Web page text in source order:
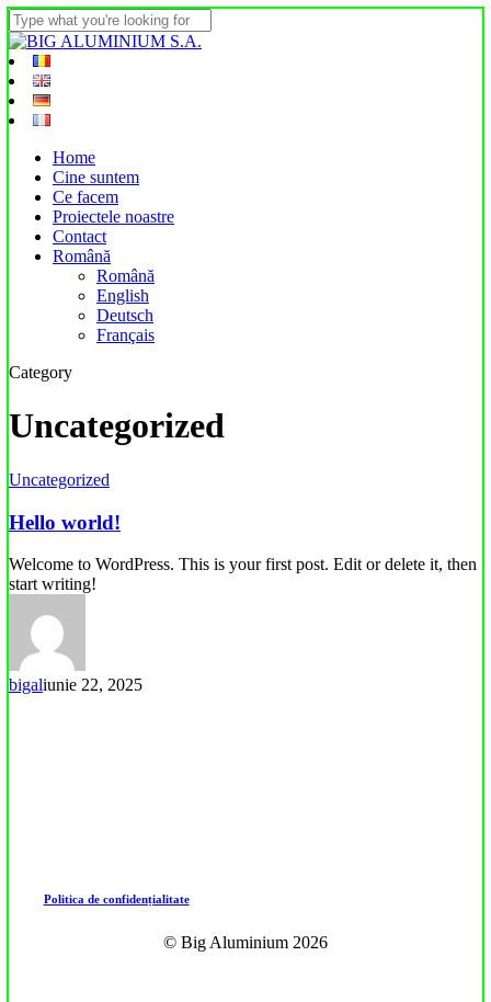
Skip
to
main
content
Close
Search
Home
Cine suntem
Ce facem
Proiectele noastre
Contact
Română
Română
English
Deutsch
Français
Category
Uncategorized
Hello
Uncategorized
Hello world!
Welcome to WordPress. This is your first post. Edit or delete it, then
start writing!
bigaliunie 22, 2025
Politica de confidențialitate
© Big Aluminium 2026